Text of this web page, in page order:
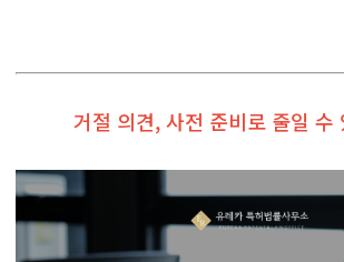
거절 의견, 사전 준비로 줄일 수